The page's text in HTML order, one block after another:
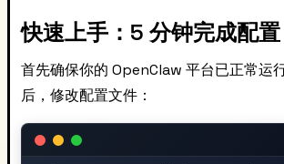
快速上手：5 分钟完成配置
首先确保你的 OpenClaw 平台已正常运
后，修改配置文件：